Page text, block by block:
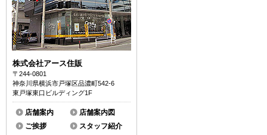
株式会社アース住販
〒244-0801
神奈川県横浜市戸塚区品濃町542-6
東戸塚東口ビルディング1F
店舗案内
店舗案内図
ご挨拶
スタッフ紹介